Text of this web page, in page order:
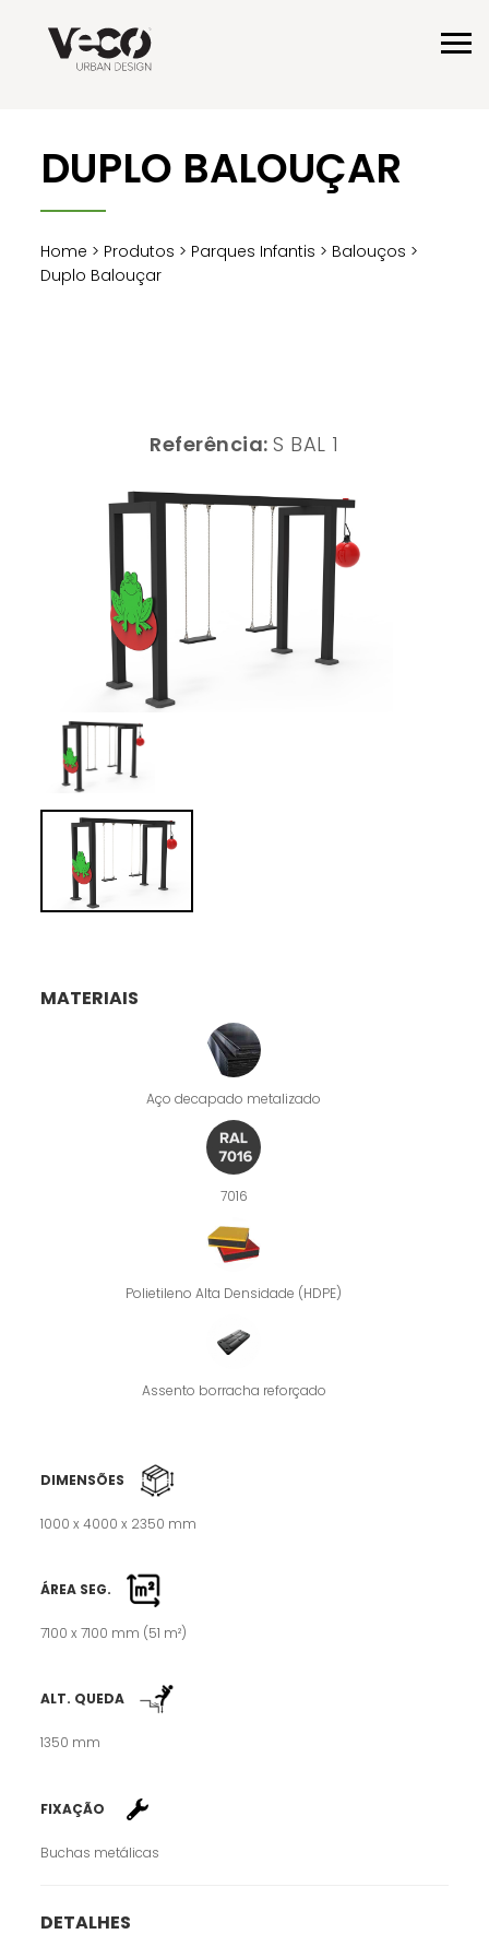
DUPLO BALOUÇAR
Home > Produtos > Parques Infantis > Balouços >
Duplo Balouçar
Referência:S BAL 1
MATERIAIS
Aço decapado metalizado
7016
Polietileno Alta Densidade (HDPE)
Assento borracha reforçado
DIMENSÕES
1000 x 4000 x 2350 mm
ÁREA SEG.
7100 x 7100 mm (51 m²)
ALT. QUEDA
1350 mm
FIXAÇÃO
Buchas metálicas
DETALHES